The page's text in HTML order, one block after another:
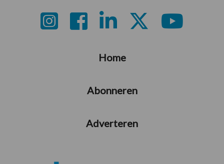
Home
Abonneren
Adverteren